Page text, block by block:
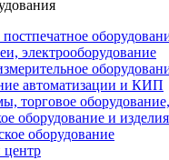
электрооборудование
автоматизации и КИП
торговое
оборудование и изделия
оборудование